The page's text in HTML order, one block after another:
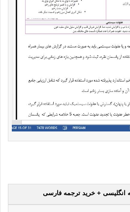
انگلیسی + خرید ترجمه فارسی